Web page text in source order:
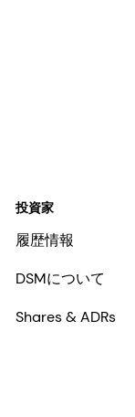
投資家
履歴情報
DSMについて
Shares & ADRs